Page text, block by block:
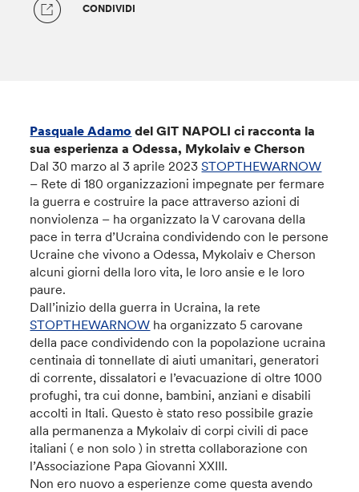
CONDIVIDI
Pasquale Adamo del GIT NAPOLI ci racconta la
sua esperienza a Odessa, Mykolaiv e Cherson
Dal 30 marzo al 3 aprile 2023STOPTHEWARNOW
– Rete di 180 organizzazioni impegnate per fermare
la guerra e costruire la pace attraverso azioni di
nonviolenza – ha organizzato la V carovana della
pace in terra d’Ucraina condividendo con le persone
Ucraine che vivono a Odessa, Mykolaiv e Cherson
alcuni giorni della loro vita, le loro ansie e le loro
paure.
Dall’inizio della guerra in Ucraina, la rete
STOPTHEWARNOW ha organizzato 5 carovane
della pace condividendo con la popolazione ucraina
centinaia di tonnellate di aiuti umanitari, generatori
di corrente, dissalatori e l’evacuazione di oltre 1000
profughi, tra cui donne, bambini, anziani e disabili
accolti in Itali. Questo è stato reso possibile grazie
alla permanenza a Mykolaiv di corpi civili di pace
italiani ( e non solo ) in stretta collaborazione con
l’Associazione Papa Giovanni XXIII.
Non ero nuovo a esperienze come questa avendo